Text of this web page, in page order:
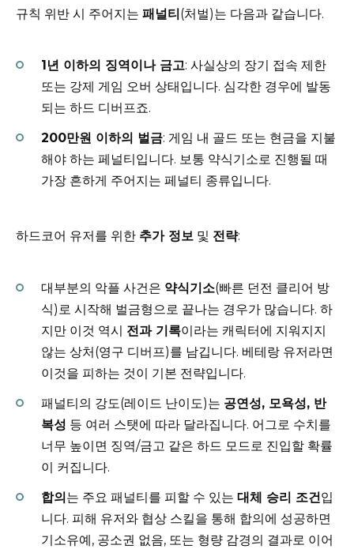
규칙 위반 시 주어지는 패널티(처벌)는 다음과 같습니다.
1년 이하의 징역이나 금고: 사실상의 장기 접속 제한
또는 강제 게임 오버 상태입니다. 심각한 경우에 발동
되는 하드 디버프죠.
200만원 이하의 벌금: 게임 내 골드 또는 현금을 지불
해야 하는 페널티입니다. 보통 약식기소로 진행될 때
가장 흔하게 주어지는 페널티 종류입니다.
하드코어 유저를 위한 추가 정보 및 전략:
대부분의 악플 사건은 약식기소(빠른 던전 클리어 방
식)로 시작해 벌금형으로 끝나는 경우가 많습니다. 하
지만 이것 역시 전과 기록이라는 캐릭터에 지워지지
않는 상처(영구 디버프)를 남깁니다. 베테랑 유저라면
이것을 피하는 것이 기본 전략입니다.
패널티의 강도(레이드 난이도)는 공연성, 모욕성, 반
복성 등 여러 스탯에 따라 달라집니다. 어그로 수치를
너무 높이면 징역/금고 같은 하드 모드로 진입할 확률
이 커집니다.
합의 는 주요 패널티를 피할 수 있는 대체 승리 조건입
니다. 피해 유저와 협상 스킬을 통해 합의에 성공하면
기소유예, 공소권 없음, 또는 형량 감경의 결과로 이어